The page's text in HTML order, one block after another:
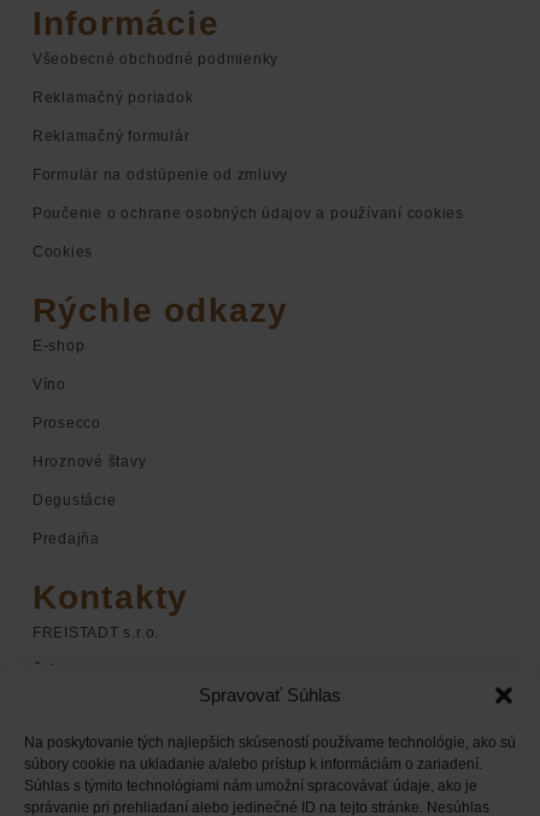
Spravovať Súhlas
Na poskytovanie tých najlepších skúseností používame technológie, ako sú
súbory cookie na ukladanie a/alebo prístup k informáciám o zariadení.
Súhlas s týmito technológiami nám umožní spracovávať údaje, ako je
správanie pri prehliadaní alebo jedinečné ID na tejto stránke. Nesúhlas
Informácie
Všeobecné obchodné podmienky
Reklamačný poriadok
Reklamačný formulár
Formulár na odstúpenie od zmluvy
Poučenie o ochrane osobných údajov a používaní cookies
Cookies
Rýchle odkazy
E-shop
Víno
Prosecco
Hroznové štavy
Degustácie
Predajňa
Kontakty
FREISTADT s.r.o.
+421 948 068 598
+421 948 168 338